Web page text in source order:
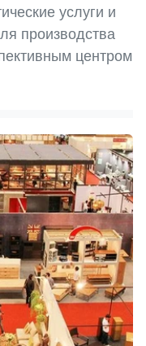
услуги и
производства
центром